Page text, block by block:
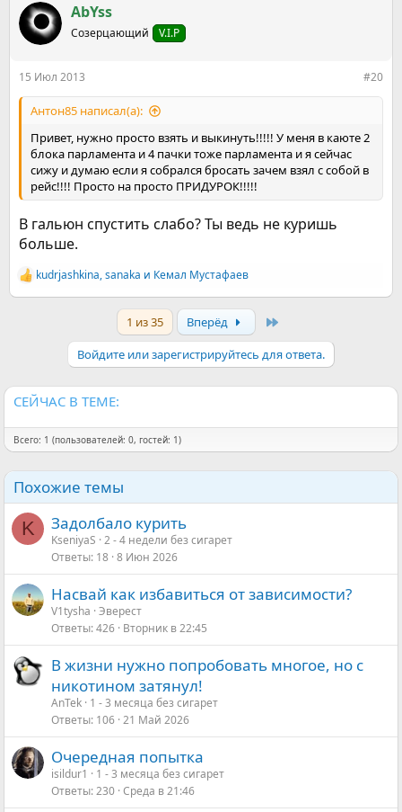
к
ц
и
AbYss
Созерцающий V.I.P
15 Июл 2013 #20
Антон85 написал(а):
Привет, нужно просто взять и выкинуть!!!!! У меня в каюте 2
блока парламента и 4 пачки тоже парламента и я сейчас
сижу и думаю если я собрался бросать зачем взял с собой в
рейс!!!! Просто на просто ПРИДУРОК!!!!!
В гальюн спустить слабо? Ты ведь не куришь
больше.
Р
е
kudrjashkina,sanaka и Кемал Мустафаев
1 из 35 Вперёд
Войдите или зарегистрируйтесь для ответа.
СЕЙЧАС В ТЕМЕ:
Всего: 1 (пользователей: 0, гостей: 1)
Похожие темы
K Задолбало курить
KseniyaS 2 - 4 недели без сигарет
Ответы 18 8 Июн 2026
Насвай как избавиться от зависимости?
V1tysha Эверест
Ответы 426 Вторник в 22:45
В жизни нужно попробовать многое, но с
никотином затянул!
AnTek 1 - 3 месяца без сигарет
Ответы 106 21 Май 2026
Очередная попытка
isildur1
1 - 3 месяца без сигарет
Ответы 230 Среда в 21:46